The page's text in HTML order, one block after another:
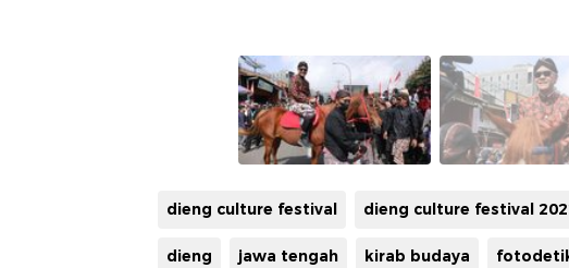
dieng culture festival dieng culture festival
dieng jawa tengah kirab budaya